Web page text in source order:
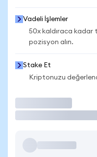
Vadeli İşlemler
50x kaldıraca kadar
pozisyon alın.
Stake Et
Kriptonuzu